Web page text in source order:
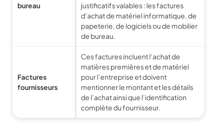
bureau
justificatifs valables : les factures
d’achat de matériel informatique, de
papeterie, de logiciels ou de mobilier
de bureau.
Factures
fournisseurs
Ces factures incluent l’achat de
matières premières et de matériel
pour l’entreprise et doivent
mentionner le montant et les détails
de l’achat ainsi que l’identification
complète du fournisseur.